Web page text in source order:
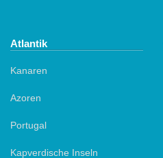
Atlantik
Kanaren
Azoren
Portugal
Kapverdische Inseln